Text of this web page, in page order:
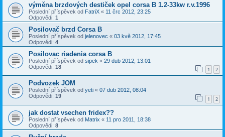
výměna brzdových destiček opel corsa B 1.2-33kw r.v.1996
Poslední příspěvek od FatriX « 11 črc 2012, 23:25
Odpovědi: 1
Posilovač brzd Corsa B
Poslední příspěvek od jelenovec « 03 kvě 2012, 17:45
Odpovědi: 4
Posilovac riadenia corsa B
Poslední příspěvek od sipek « 29 dub 2012, 13:01
Odpovědi: 18 1 2
Podvozek JOM
Poslední příspěvek od yeti « 07 dub 2012, 08:04
Odpovědi: 19 1 2
jak dostat vsechen fridex??
Poslední příspěvek od Matrix « 11 pro 2011, 18:38
Odpovědi: 8